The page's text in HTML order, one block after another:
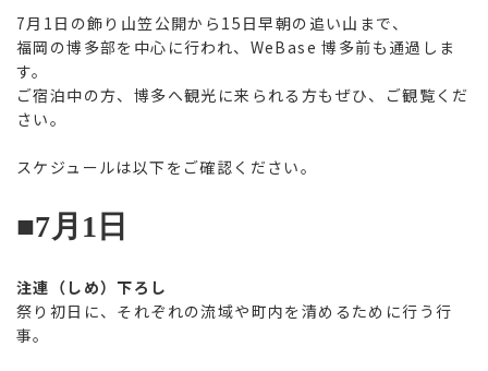
7月1日の飾り山笠公開から15日早朝の追い山まで、
福岡の博多部を中心に行われ、WeBase 博多前も通過しま
す。
ご宿泊中の方、博多へ観光に来られる方もぜひ、ご観覧くだ
さい。
スケジュールは以下をご確認ください。
■7月1日
注連（しめ）下ろし
祭り初日に、それぞれの流域や町内を清めるために行う行
事。